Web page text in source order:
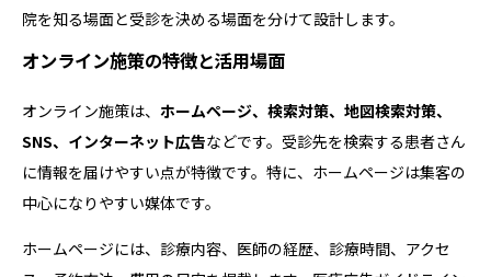
院を知る場面と受診を決める場面を分けて設計します。
オンライン施策の特徴と活用場面
オンライン施策は、 ホームページ、検索対策、地図検索対策、
SNS、インターネット広告などです。受診先を検索する患者さん
に情報を届けやすい点が特徴です。特に、ホームページは集客の
中心になりやすい媒体です。
ホームページには、診療内容、医師の経歴、診療時間、アクセ